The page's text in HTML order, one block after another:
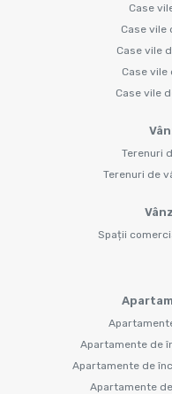
Case
Case vile
Case vile
Case vile
Case vile
Terenuri
Terenuri de
Spații
Apartamente de
Apartamente de
Apartamente